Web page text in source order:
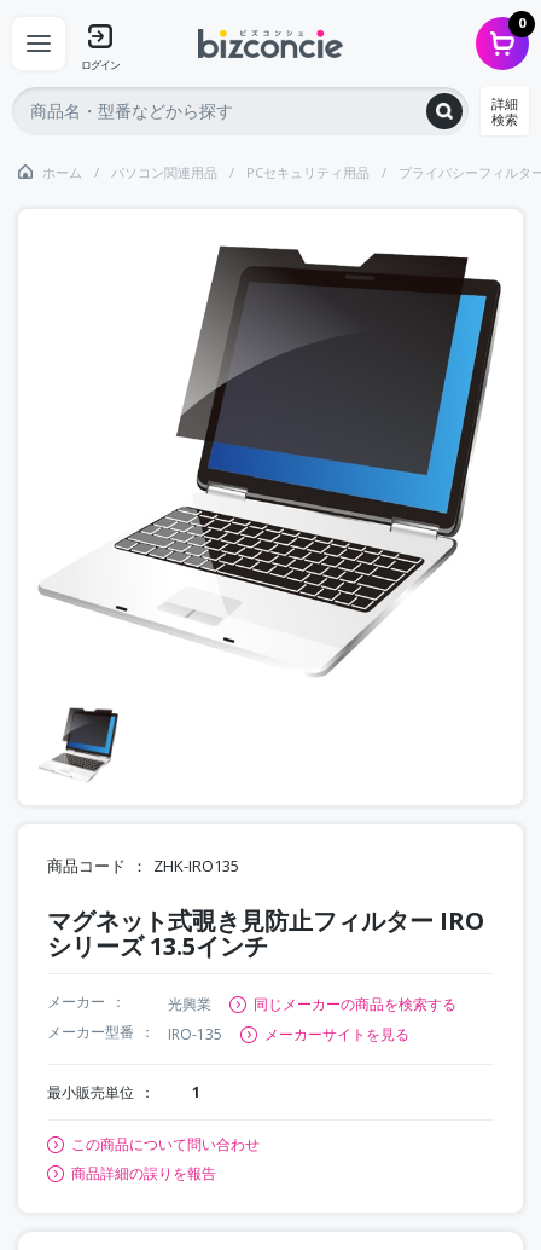
ログイン
0
詳細
検索
ホーム パソコン関連用品 PCセキュリティ用品 プライバシーフィルタ
商品コード ZHK-IRO135
マグネット式覗き見防止フィルター IRO
シリーズ 13.5インチ
メーカー 光興業
同じメーカーの商品を検索する
メーカー型番
IRO-135 メーカーサイトを見る
最小販売単位 1
この商品について問い合わせ
商品詳細の誤りを報告